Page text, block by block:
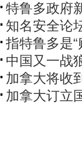
特鲁多政府
知名安全论
指特鲁多是
中国又一战
加拿大将收
加拿大订立